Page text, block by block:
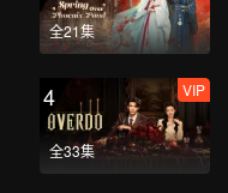
全21集
4
全33集
VIP